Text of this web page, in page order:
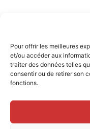
Pour offrir les meilleures
et/ou accéder aux
traiter des données telles
consentir ou de retirer son
fonctions.